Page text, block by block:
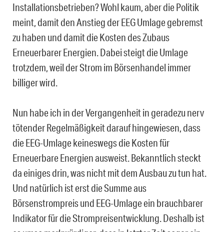
Installationsbetrieben? Wohl kaum, aber die Politik
meint, damit den Anstieg der EEG Umlage gebremst
zu haben und damit die Kosten des Zubaus
Erneuerbarer Energien. Dabei steigt die Umlage
trotzdem, weil der Strom im Börsenhandel immer
billiger wird.
Nun habe ich in der Vergangenheit in geradezu nerv
tötender Regelmäßigkeit darauf hingewiesen, dass
die EEG-Umlage keineswegs die Kosten für
Erneuerbare Energien ausweist. Bekanntlich steckt
da einiges drin, was nicht mit dem Ausbau zu tun hat.
Und natürlich ist erst die Summe aus
Börsenstrompreis und EEG-Umlage ein brauchbarer
Indikator für die Strompreisentwicklung. Deshalb ist